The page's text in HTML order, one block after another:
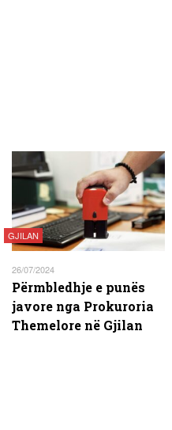
GJILAN
26/07/2024
Përmbledhje e punës
javore nga Prokuroria
Themelore në Gjilan